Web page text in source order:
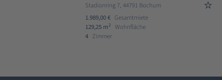
Stadionring 7, 44791 Bochum
1.989,00 € Gesamtmiete
129,25 m2
Wohnfläche
4 Zimmer